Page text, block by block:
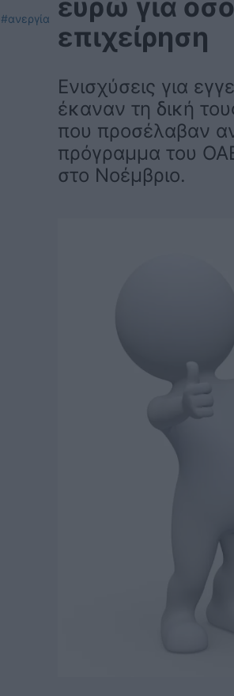
#ανεργία
ευρώ για
επιχείρηση
Ενισχύσεις για
έκαναν τη δική
που προσέλαβαν
πρόγραμμα του
στο Νοέμβριο.